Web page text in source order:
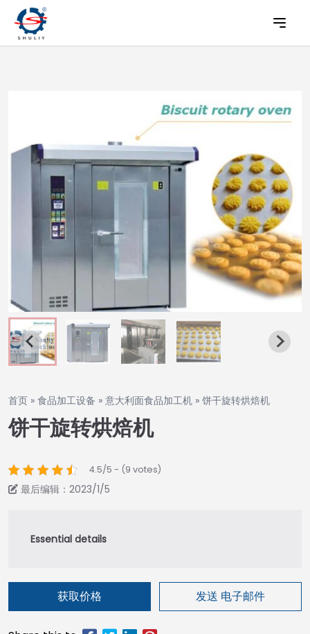
首页 » 食品加工设备 » 意大利面食品加工机 » 饼干旋转烘焙机
饼干旋转烘焙机
4.5/5 - (9 votes)
最后编辑：2023/1/5
获取价格 发送 电子邮件